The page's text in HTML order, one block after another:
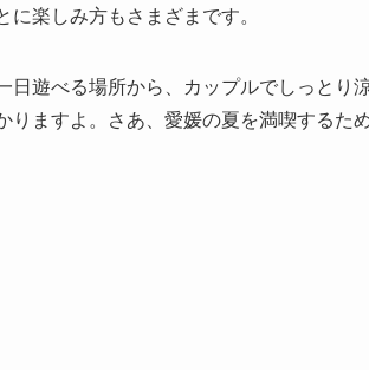
楽しみ方もさまざまです。
日遊べる場所から、カップルでしっとり
りますよ。さあ、愛媛の夏を満喫するた